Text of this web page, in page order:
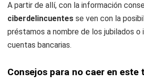
A partir de allí, con la información
ciberdelincuentes se ven con la
préstamos a nombre de los jubilados o
cuentas bancarias.
Consejos para no caer en